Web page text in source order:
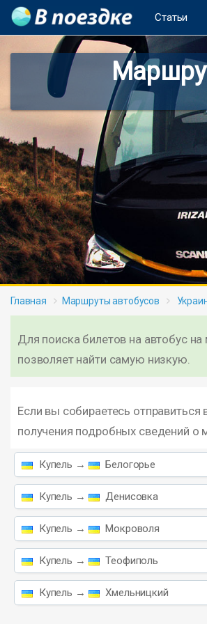
Статьи
Главная Маршруты автобусов
Для поиска билетов на автобус
позволяет найти самую низкую.
Если вы собираетесь
получения подробных сведений
Купель → Белогорье
Купель → Денисовка
Купель → Мокроволя
Купель → Теофиполь
Купель → Хмельницкий